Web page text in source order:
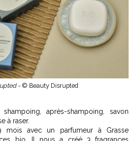
- © Beauty Disrupted
après-shampoing, savon
à raser.
mois avec un parfumeur à Grasse